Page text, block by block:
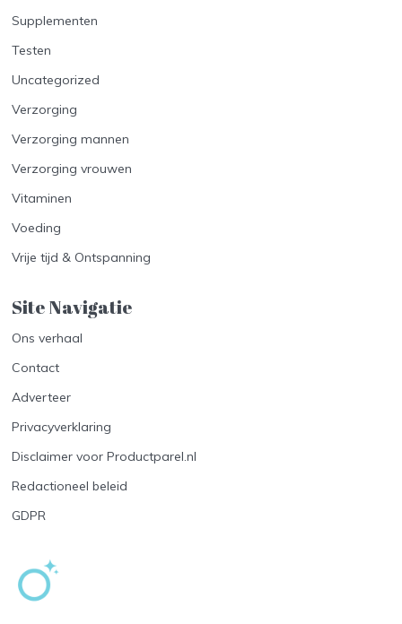
Supplementen
Testen
Uncategorized
Verzorging
Verzorging mannen
Verzorging vrouwen
Vitaminen
Voeding
Vrije tijd & Ontspanning
Site Navigatie​
Ons verhaal
Contact
Adverteer
Privacyverklaring
Disclaimer voor Productparel.nl
Redactioneel beleid
GDPR